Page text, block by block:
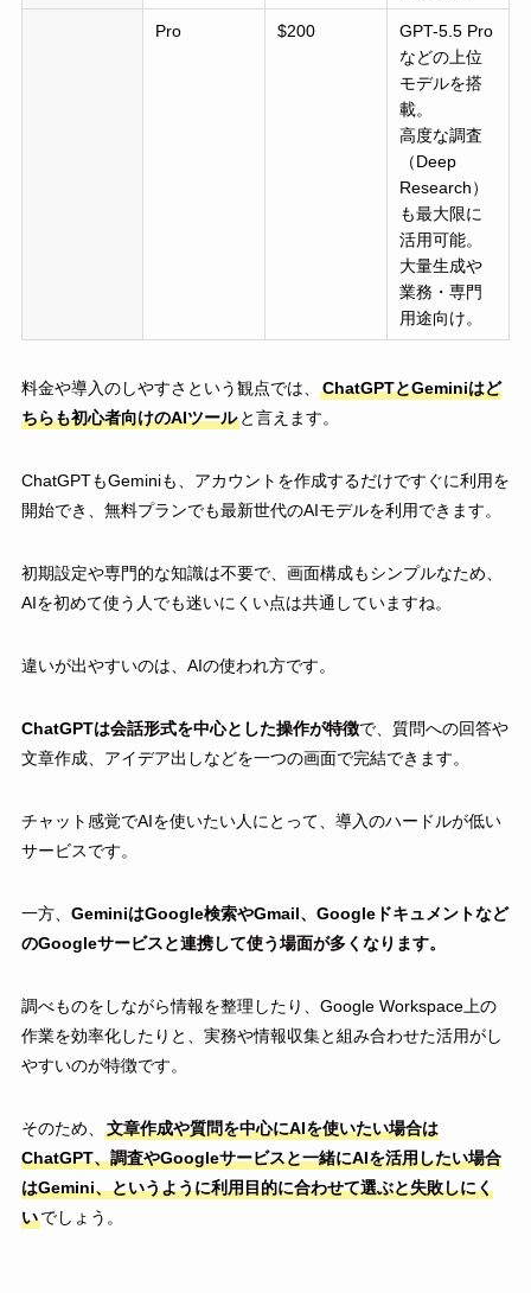
Pro $200
GPT-5.5 Pro
などの上位
モデルを搭
載。
高度な調査
（Deep
Research）
も最大限に
活用可能。
大量生成や
業務・専門
用途向け。
料金や導入のしやすさという観点では、
ChatGPTとGeminiはど
ちらも初心者向けのAIツールと言えます。
ChatGPTもGeminiも、アカウントを作成するだけですぐに利用を
開始でき、無料プランでも最新世代のAIモデルを利用できます。
初期設定や専門的な知識は不要で、画面構成もシンプルなため、
AIを初めて使う人でも迷いにくい点は共通していますね。
違いが出やすいのは、AIの使われ方です。
ChatGPTは会話形式を中心とした操作が特徴で、質問への回答や
文章作成、アイデア出しなどを一つの画面で完結できます。
チャット感覚でAIを使いたい人にとって、導入のハードルが低い
サービスです。
一方、 GeminiはGoogle検索やGmail、Googleドキュメントなど
のGoogleサービスと連携して使う場面が多くなります。
調べものをしながら情報を整理したり、Google Workspace上の
作業を効率化したりと、実務や情報収集と組み合わせた活用がし
やすいのが特徴です。
そのため、
文章作成や質問を中心にAIを使いたい場合は
ChatGPT、調査やGoogleサービスと一緒にAIを活用したい場合
はGemini、というように利用目的に合わせて選ぶと失敗しにく
いでしょう。